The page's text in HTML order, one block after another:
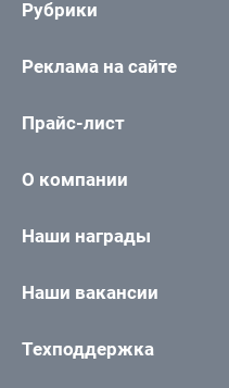
Рубрики
Реклама на сайте
Прайс-лист
О компании
Наши награды
Наши вакансии
Техподдержка